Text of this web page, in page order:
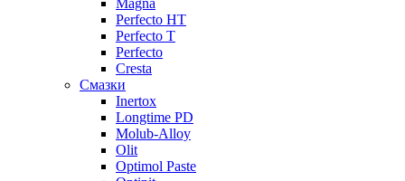
Magna
Perfecto HT
Perfecto T
Perfecto
Cresta
Смазки
Inertox
Longtime PD
Molub-Alloy
Olit
Optimol Paste